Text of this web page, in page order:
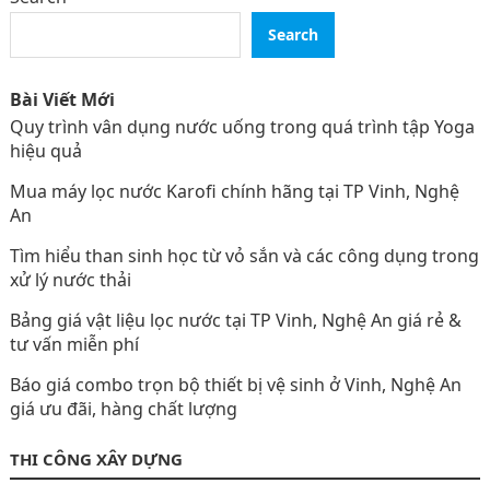
Search
Bài Viết Mới
Quy trình vân dụng nước uống trong quá trình tập Yoga
hiệu quả
Mua máy lọc nước Karofi chính hãng tại TP Vinh, Nghệ
An
Tìm hiểu than sinh học từ vỏ sắn và các công dụng trong
xử lý nước thải
Bảng giá vật liệu lọc nước tại TP Vinh, Nghệ An giá rẻ &
tư vấn miễn phí
Báo giá combo trọn bộ thiết bị vệ sinh ở Vinh, Nghệ An
giá ưu đãi, hàng chất lượng
THI CÔNG XÂY DỰNG